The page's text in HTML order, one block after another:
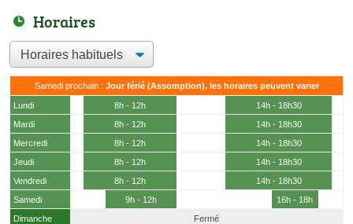
Horaires
Samedi prochain : Jour férié (Assomption), les horaires peuvent varier
Lundi 8h - 12h
14h - 18h30
Mardi
8h - 12h
14h - 18h30
Mercredi
8h - 12h
14h - 18h30
Jeudi
8h - 12h
14h - 18h30
Vendredi
8h - 12h
14h - 18h30
Samedi
9h - 12h
16h - 18h
Dimanche
Fermé